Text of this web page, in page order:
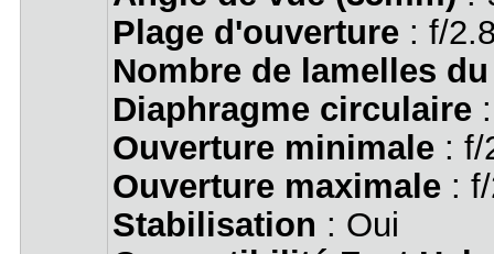
Plage d'ouverture: f/
Nombre de lamelles
Diaphragme circulaire:
Ouverture minimale: f/
Ouverture maximale: f/
Stabilisation : Oui